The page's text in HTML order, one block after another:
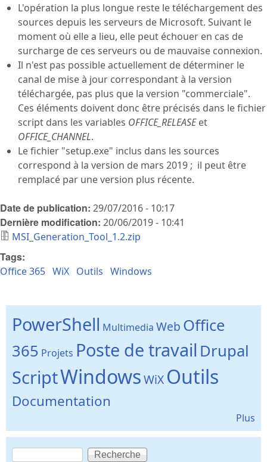
L'opération la plus longue reste le téléchargement des
sources depuis les serveurs de Microsoft. Suivant le
moment où elle a lieu, elle peut échouer en cas de
surcharge de ces serveurs ou de mauvaise connexion.
Il n'est pas possible actuellement de déterminer le
canal de mise à jour correspondant à la version
téléchargée, pas plus que la version "commerciale".
Ces éléments doivent donc être précisés dans le fichier
script dans les variables OFFICE_RELEASEet
OFFICE_CHANNEL.
Le fichier "setup.exe" inclus dans les sources
correspond à la version de mars 2019 ; il peut être
remplacé par une version plus récente.
Date de publication: 29/07/2016 - 10:17
Dernière modification: 20/06/2019 - 10:41
MSI_Generation_Tool_1.2.zip
Tags:
Office 365 WiX Outils Windows
PowerShell Multimedia Web Office
365 Projets Poste de travail Drupal
ScriptWindowsWiX Outils
Documentation
Plus
Recherche